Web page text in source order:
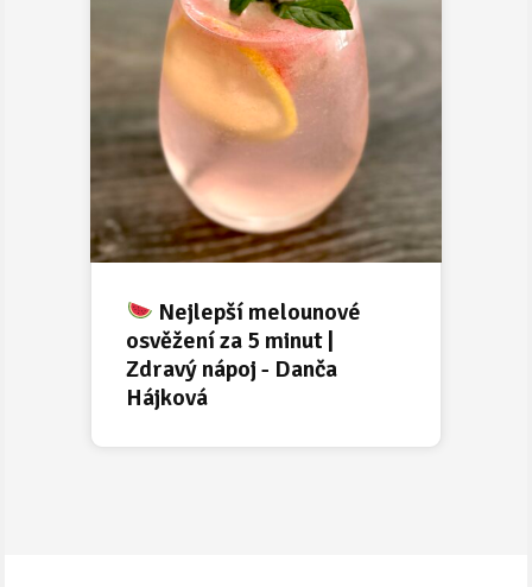
Nejlepší melounové
osvěžení za 5 minut |
Zdravý nápoj - Danča
Hájková